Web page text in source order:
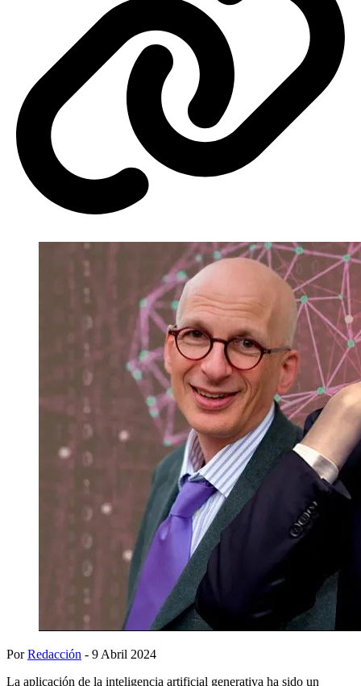
PorRedacción - 9 Abril 2024
La aplicación de la inteligencia artificial generativa ha sido un